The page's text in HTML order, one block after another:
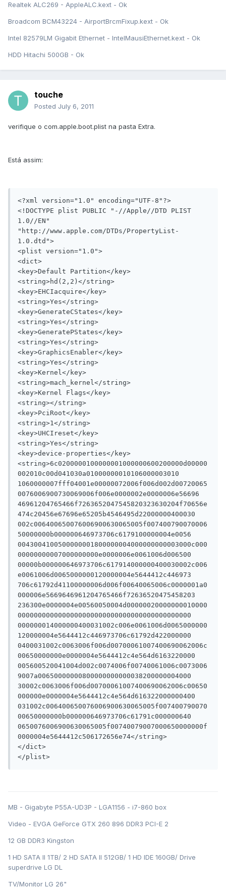
Realtek ALC269 - AppleALC.kext - Ok
Broadcom BCM43224 - AirportBrcmFixup.kext - Ok
Intel 82579LM Gigabit Ethernet - IntelMausiEthernet.kext - Ok
HDD Hitachi 500GB - Ok
touche
Posted July 6, 2011
verifique o com.apple.boot.plist na pasta Extra.
Está assim:
<?xml version="1.0" encoding="UTF-8"?>
<!DOCTYPE plist PUBLIC "-//Apple//DTD PLIST
1.0//EN"
"http://www.apple.com/DTDs/PropertyList-
1.0.dtd">
<plist version="1.0">
<dict>
<key>Default Partition</key>
<string>hd(2,2)</string>
<key>EHCIacquire</key>
<string>Yes</string>
<key>GenerateCStates</key>
<string>Yes</string>
<key>GeneratePStates</key>
<string>Yes</string>
<key>GraphicsEnabler</key>
<string>Yes</string>
<key>Kernel</key>
<string>mach_kernel</string>
<key>Kernel Flags</key>
<string></string>
<key>PciRoot</key>
<string>1</string>
<key>UHCIreset</key>
<string>Yes</string>
<key>device-properties</key>
<string>6c0200000100000001000000600200000d00000
002010c00d041030a01000000010106000003010
1060000007fff04001e00000072006f006d002d00720065
0076006900730069006f006e0000002e0000006e56696
46961204765466f7263652047545820323630204f70656e
474c20456e67696e65205b4546495d22000000400030
002c006400650076006900630065005f007400790070006
50000000b000000646973706c6179100000004e0056
0043004100500000001800000004000000000003000c000
00000000007000000000e0000006e0061006d006500
00000b000000646973706c617914000000400030002c006
e0061006d0065000000120000004e5644412c446973
706c61792d41100000006d006f00640065006c0000001a0
000006e5669646961204765466f72636520475458203
236300e0000004e00560050004d00000020000000010000
0000000000000000000000000000000000000000000
000000014000000400031002c006e0061006d0065000000
120000004e5644412c446973706c61792d422000000
0400031002c0063006f006d00700061007400690062006c
00650000000e0000004e5644412c4e564d6163220000
005600520041004d002c0074006f00740061006c0073006
9007a00650000000800000000000038200000004000
30002c0063006f006d00700061007400690062006c00650
000000e0000004e5644412c4e564d616322000000400
031002c006400650076006900630065005f007400790070
00650000000b000000646973706c61791c000000640
0650076006900630065005f00740079007000650000000f
0000004e5644412c506172656e74</string>
</dict>
</plist>
MB - Gigabyte P55A-UD3P - LGA1156 - i7-860 box
Video - EVGA GeForce GTX 260 896 DDR3 PCI-E 2
12 GB DDR3 Kingston
1 HD SATA II 1TB/ 2 HD SATA II 512GB/ 1 HD IDE 160GB/ Drive
superdrive LG DL
TV/Monitor LG 26"